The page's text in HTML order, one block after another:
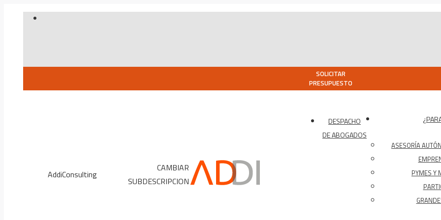
SOLICITAR
PRESUPUESTO
AddiConsulting
CAMBIAR
SUBDESCRIPCION
DESPACHO
DE ABOGADOS
ASESORÍA
PYMES Y